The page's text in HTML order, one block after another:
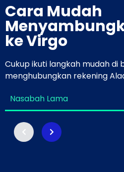
Cara Mudah
ke Virgo
Cukup ikuti langkah mudah di
menghubungkan rekening
Nasabah Lama